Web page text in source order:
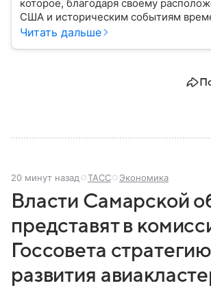
которое, благодаря своему
США и историческим событиям
войны, стало одним из самых
Читать дальше
20 минут назад ТАСС Экономика
Власти Самарской
представят в
Госсовета стратегию
развития